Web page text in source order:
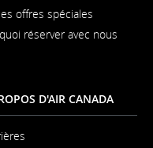
offres spéciales
réserver avec nous
D'AIR CANADA